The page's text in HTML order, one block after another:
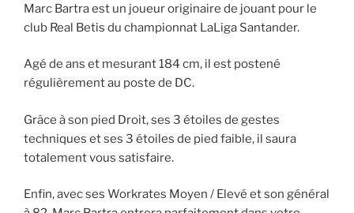
Marc Bartra est un joueur originaire de jouant pour le
club Real Betis du championnat LaLiga Santander.
Agé de ans et mesurant 184 cm, il est postené
régulièrement au poste de DC.
Grâce à son pied Droit, ses 3 étoiles de gestes
techniques et ses 3 étoiles de pied faible, il saura
totalement vous satisfaire.
Enfin, avec ses Workrates Moyen / Elevé et son général